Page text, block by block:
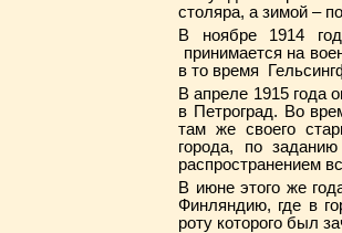
столяра, а зимой –
В ноябре 1914
принимается на
в то время
В апреле 1915 года
в Петроград. Во
там же своего
города, по
распространением
В июне этого же
Финляндию, где в
роту которого был